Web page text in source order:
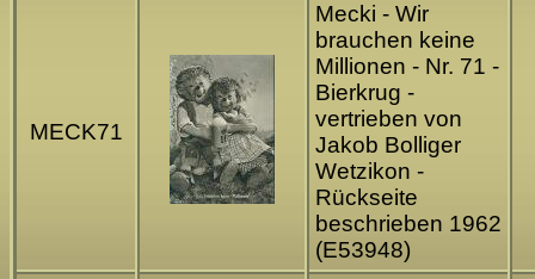
MECK71
Mecki - Wir
brauchen keine
Millionen - Nr. 71 -
Bierkrug -
vertrieben von
Jakob Bolliger
Wetzikon -
Rückseite
beschrieben 1962
(E53948)